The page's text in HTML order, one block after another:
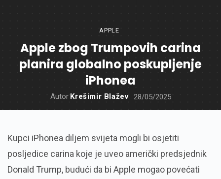
APPLE
Apple zbog Trumpovih carina
planira globalno poskupljenje
iPhonea
Autor Krešimir Blažev 28/05/2025
Kupci iPhonea diljem svijeta mogli bi osjetiti
posljedice carina koje je uveo američki predsjednik
Donald Trump, budući da bi Apple mogao povećati